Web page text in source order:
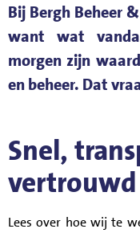
Bij Bergh Beheer
want wat
morgen zijn
en beheer. Dat
Snel,
vertrouwd
Lees over hoe wij te